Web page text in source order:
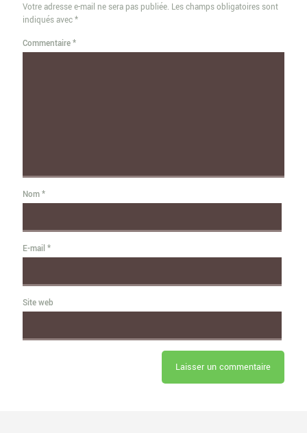
Votre adresse e-mail ne sera pas publiée. Les champs obligatoires sont
indiqués avec*
Commentaire*
Nom*
E-mail *
Site web